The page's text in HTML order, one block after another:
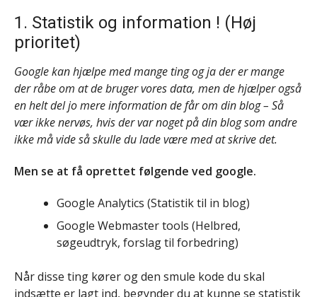
1. Statistik og information ! (Høj
prioritet)
Google kan hjælpe med mange ting og ja der er mange
der råbe om at de bruger vores data, men de hjælper også
en helt del jo mere information de får om din blog – Så
vær ikke nervøs, hvis der var noget på din blog som andre
ikke må vide så skulle du lade være med at skrive det.
Men se at få oprettet følgende ved google.
Google Analytics (Statistik til in blog)
Google Webmaster tools (Helbred,
søgeudtryk, forslag til forbedring)
Når disse ting kører og den smule kode du skal
indsætte er lagt ind, begynder du at kunne se statistik